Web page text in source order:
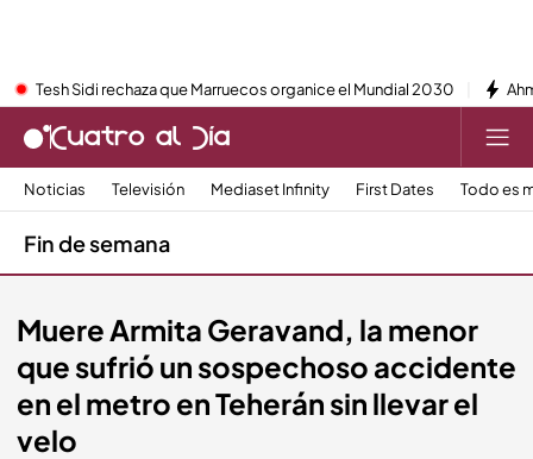
Tesh Sidi rechaza que Marruecos organice el Mundial 2030
Noticias Televisión Mediaset Infinity First Dates Todo es
Fin de semana
Muere Armita Geravand, la menor
que sufrió un sospechoso accidente
en el metro en Teherán sin llevar el
velo